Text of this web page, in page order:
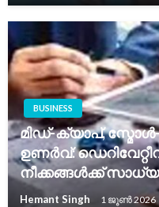
BUSINESS
മിഡ്-ക്യാപ്,
ഉണർവ്:
നീക്കങ്ങൾക്ക്
Hemant Singh 1 ജൂൺ 2026